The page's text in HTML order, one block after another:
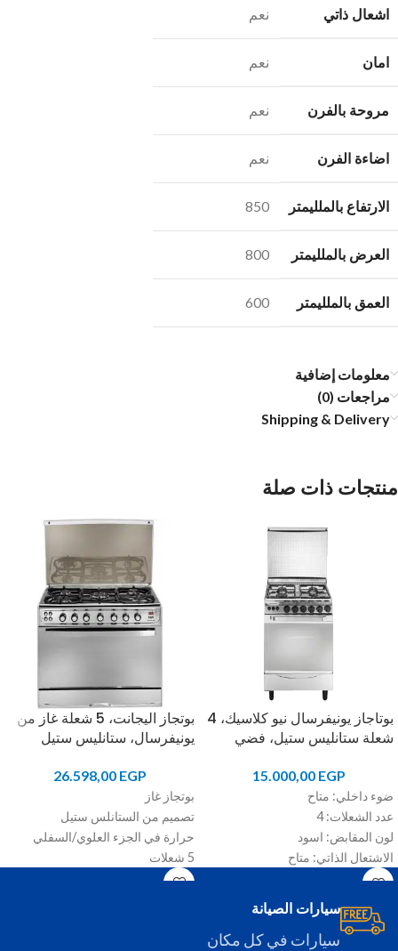
اشعال ذاتي نعم
امان نعم
مروحة بالفرن نعم
اضاءة الفرن نعم
الارتفاع بالملليمتر 850
العرض بالملليمتر 800
العمق بالملليمتر 600
معلومات إضافية
مراجعات (0)
Shipping & Delivery
منتجات ذات صلة
بوتاجاز يونيفرسال نيو كلاسيك، 4
شعلة ستانليس ستيل، فضي
15.000,00 EGP
ضوء داخلي: متاح
عدد الشعلات: 4
لون المقابض: اسود
الاشتعال الذاتي: متاح
حوامل: حديد
بوتجاز اليجانت، 5 شعلة غاز من
يونيفرسال، ستانليس ستيل
26.598,00 EGP
بوتجاز غاز
تصميم من الستانلس ستيل
حرارة في الجزء العلوي/السفلي
5 شعلات
سيارات الصيانة
سيارات في كل مكان